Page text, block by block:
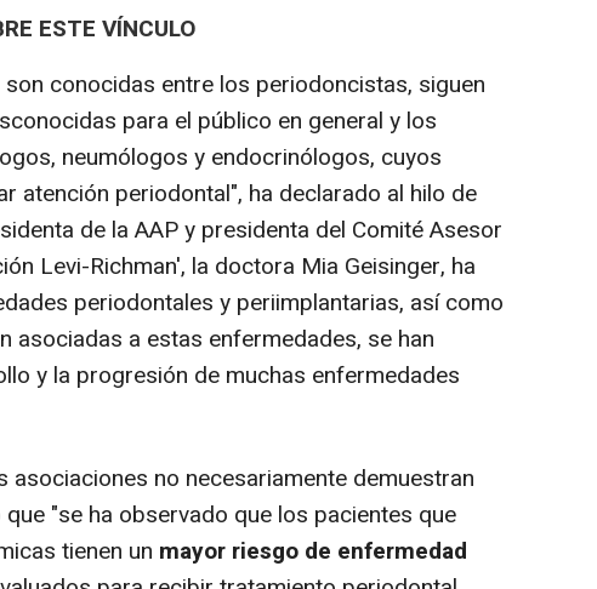
ESTE VÍNCULO
conocidas entre los periodoncistas, siguen
para el público en general y los
neumólogos y endocrinólogos, cuyos
atención periodontal", ha declarado al hilo de
de la AAP y presidenta del Comité Asesor
Levi-Richman', la doctora Mia Geisinger, ha
periodontales y periimplantarias, así como
asociadas a estas enfermedades, se han
y la progresión de muchas enfermedades
asociaciones no necesariamente demuestran
"se ha observado que los pacientes que
tienen un mayor riesgo de enfermedad